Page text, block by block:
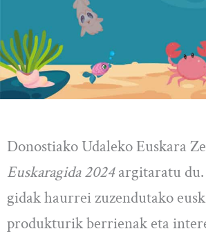
Donostiako Udaleko Euskara
Euskaragida 2024argitaratu
gidak haurrei zuzendutako
produkturik berrienak eta